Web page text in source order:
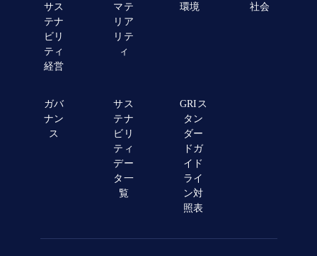
サス
テナ
ビリ
ティ
経営
マテ
リア
リテ
ィ
環境 社会
ガバ
ナン
ス
サス
テナ
ビリ
ティ
デー
タ一
覧
GRIス
タン
ダー
ドガ
イド
ライ
ン対
照表